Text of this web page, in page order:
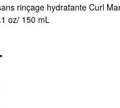
rinçage hydratante Curl
oz/ 150 mL